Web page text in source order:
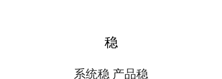
稳
系统稳 产品稳